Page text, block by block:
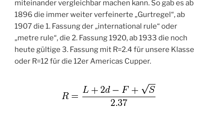
miteinander vergleichbar machen kann. So gab es ab
1896 die immer weiter verfeinerte „Gurtregel“, ab
1907 die 1. Fassung der „international rule“ oder
„metre rule“, die 2. Fassung 1920, ab 1933 die noch
heute gültige 3. Fassung mit R=2.4 für unsere Klasse
oder R=12 für die 12er Americas Cupper.